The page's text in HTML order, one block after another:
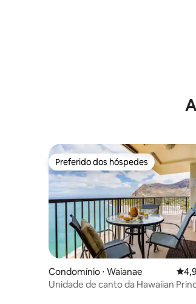
Preferido dos hóspedes
Preferido dos hóspedes
Condomínio ⋅ Waianae
Unidade de canto da Hawaiian